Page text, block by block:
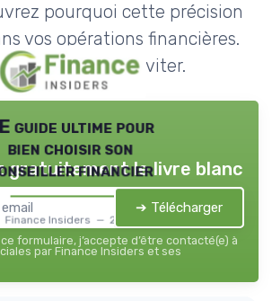
pourquoi cette précision
vos opérations financières.
et erreurs à éviter.
guide ultime pour
bien choisir son
financier
Finance Insiders — 2026
gratuitement le livre blanc
➔ Télécharger
formulaire, j’accepte d’être contacté(e) à
par Finance Insiders et ses